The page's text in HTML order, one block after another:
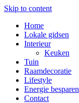
Skip to content
Home
Lokale gidsen
Interieur
Keuken
Tuin
Raamdecoratie
Lifestyle
Energie besparen
Contact